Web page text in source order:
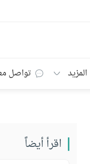
المزيد تواصل
اقرأ أيضاً